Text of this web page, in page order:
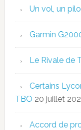
Un vol, un
Garmin
Le Rivale de
Certains
TBO 20 juillet
Accord de